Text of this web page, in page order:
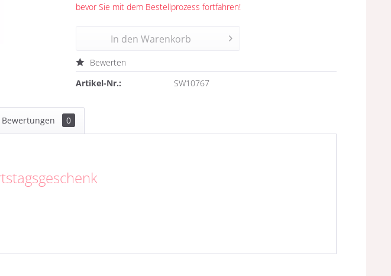
bevor Sie mit dem Bestellprozess fortfahren!
In den Warenkorb
Bewerten
Artikel-Nr.:
SW10767
Bewertungen 0